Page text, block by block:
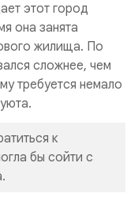
этот город
она занята
жилища. По
сложнее, чем
требуется немало
к
бы сойти с